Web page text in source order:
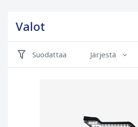
Valot
Suodattaa Järjestä